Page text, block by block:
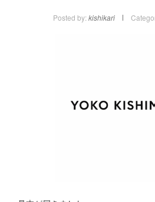
Posted by: kishikari